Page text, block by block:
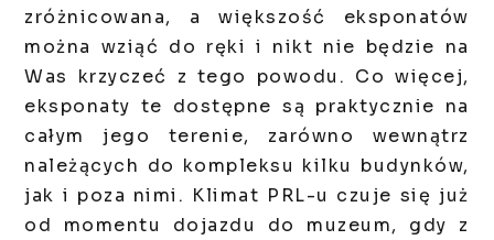
zróżnicowana, a większość eksponatów
można wziąć do ręki i nikt nie będzie na
Was krzyczeć z tego powodu. Co więcej,
eksponaty te dostępne są praktycznie na
całym jego terenie, zarówno wewnątrz
należących do kompleksu kilku budynków,
jak i poza nimi. Klimat PRL-u czuje się już
od momentu dojazdu do muzeum, gdy z